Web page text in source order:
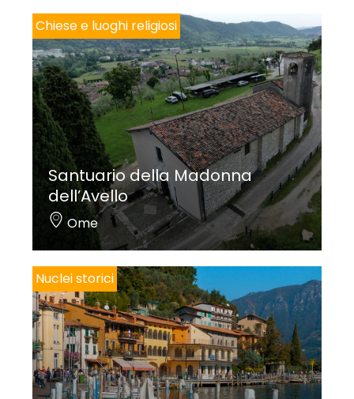
Chiese e luoghi religiosi
Santuario della Madonna
dell’Avello
Ome
Nuclei storici